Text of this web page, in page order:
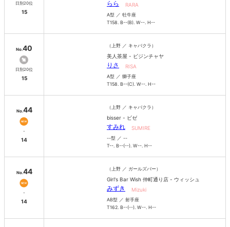
日別20位
15
らら RARA
A型 ／ 牡牛座
T158. B--(B). W--. H--
No.40
日別20位
15
（上野 ／ キャバクラ）
美人茶屋 - ビジンチャヤ
りさ RISA
A型 ／ 獅子座
T158. B--(C). W--. H--
No.44
-
14
（上野 ／ キャバクラ）
bisser - ビゼ
すみれ SUMIRE
--型 ／ --
T--. B--(--). W--. H--
No.44
-
14
（上野 ／ ガールズバー）
Girl's Bar Wish 仲町通り店 - ウィッシュ
みずき Mizuki
AB型 ／ 射手座
T162. B--(--). W--. H--